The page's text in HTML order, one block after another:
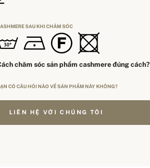
SAU KHI CHĂM SÓC
chăm sóc sản phẩm cashmere đúng cách?
CÓ CÂU HỎI NÀO VỀ SẢN PHẨM NÀY KHÔNG?
LIÊN HỆ VỚI CHÚNG TÔI